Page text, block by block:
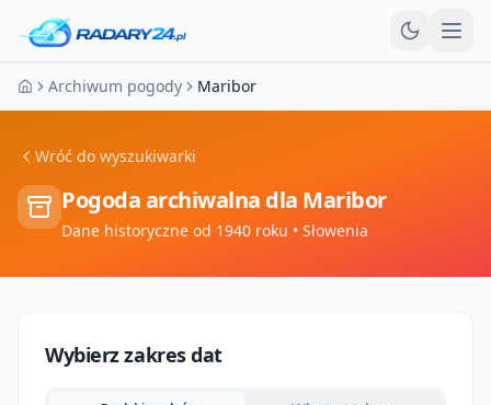
Strona główna
Archiwum pogody Maribor
Wróć do wyszukiwarki
Pogoda archiwalna dla Maribor
Dane historyczne od 1940 roku • Słowenia
Wybierz zakres dat